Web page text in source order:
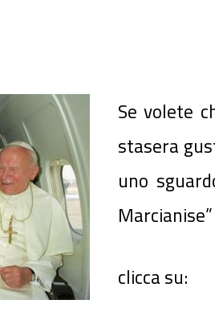
Se volete
stasera
uno
clicca su: